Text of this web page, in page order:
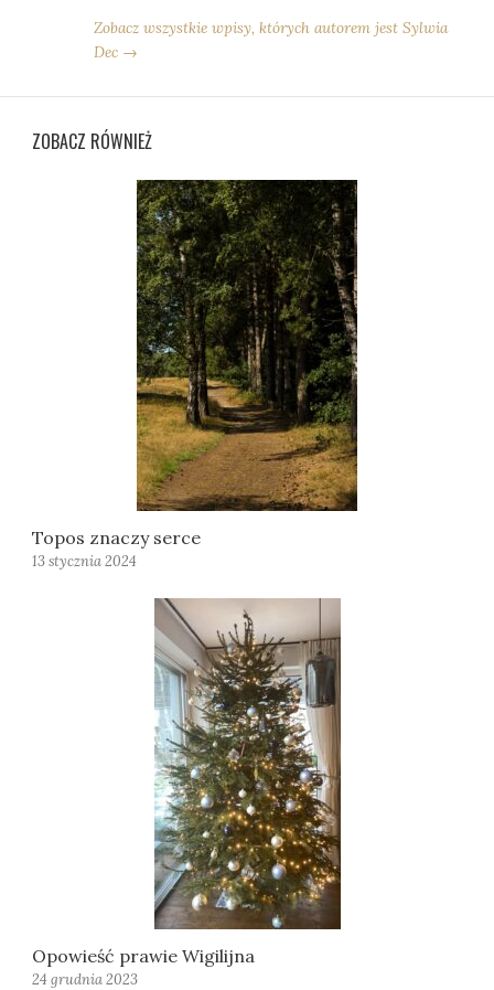
Zobacz wszystkie wpisy, których autorem jest Sylwia
Dec →
ZOBACZ RÓWNIEŻ
Topos znaczy serce
13 stycznia 2024
Opowieść prawie Wigilijna
24 grudnia 2023